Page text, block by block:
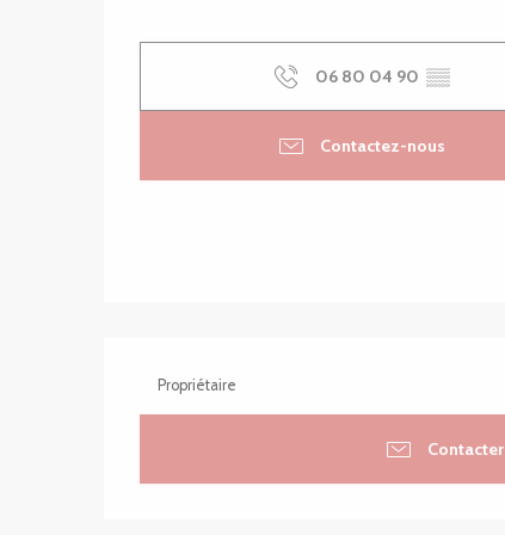
06 80 04 90 ▒▒
Contactez-nous
Propriétaire
Contacter